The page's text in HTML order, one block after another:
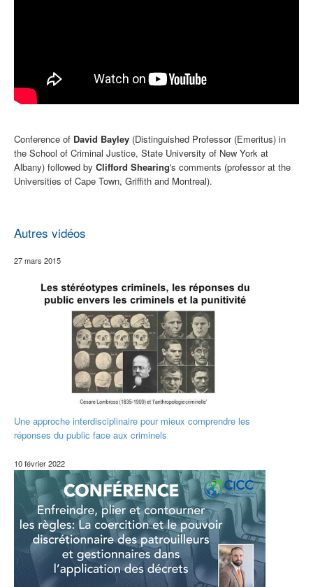
Conference of David Bayley (Distinguished Professor (Emeritus) in
the School of Criminal Justice, State University of New York at
Albany) followed by Clifford Shearing's comments (professor at the
Universities of Cape Town, Griffith and Montreal).
Autres vidéos
27 mars 2015
Une approche interdisciplinaire pour mieux comprendre les
réponses du public face aux criminels
10 février 2022